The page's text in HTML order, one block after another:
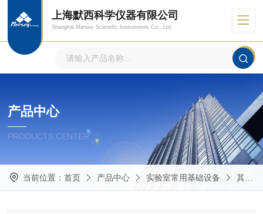
上海默西科学仪器有限公司
Shanghai Mersey Scientific Instruments Co., Ltd.
产品中心
PRODUCTS CENTER
当前位置： 首页 产品中心 实验室常用基础设备 其他实验室常用仪器设备